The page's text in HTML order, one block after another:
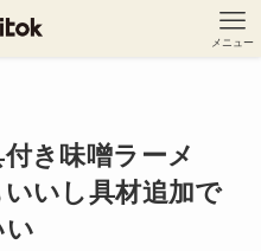
メニュー
き味噌ラーメ
いし具材追加で
い